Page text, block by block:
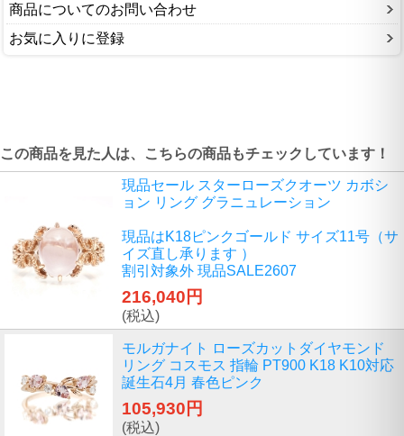
商品についてのお問い合わせ
お気に入りに登録
この商品を見た人は、こちらの商品もチェックしています！
現品セール スターローズクオーツ カボシ
ョン リング グラニュレーション
現品はK18ピンクゴールド サイズ11号（サ
イズ直し承ります ）
割引対象外 現品SALE2607
216,040円
(税込)
モルガナイト ローズカットダイヤモンド
リング コスモス 指輪 PT900 K18 K10対応
誕生石4月 春色ピンク
105,930円
(税込)